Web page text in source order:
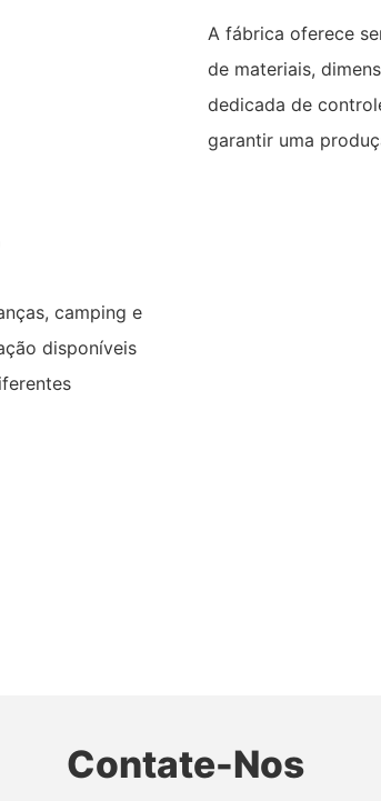
A fábrica oferece
de materiais,
dedicada de
garantir uma
camping e
disponíveis
Contate-Nos